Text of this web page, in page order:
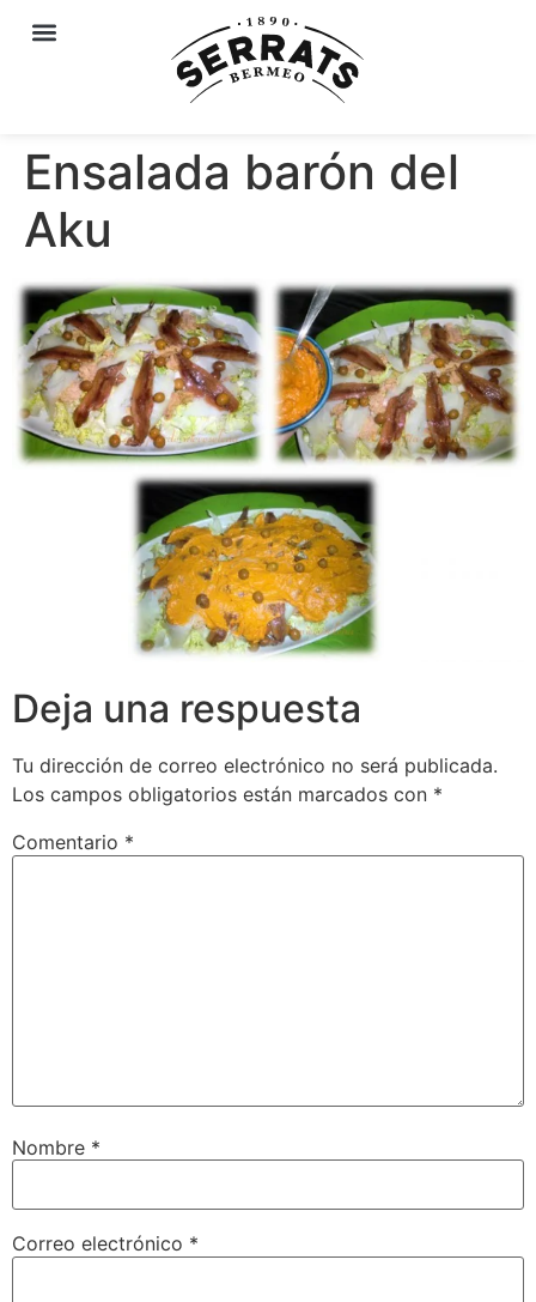
Ensalada barón del
Aku
Deja una respuesta
Tu dirección de correo electrónico no será publicada.
Los campos obligatorios están marcados con *
Comentario *
Nombre *
Correo electrónico *